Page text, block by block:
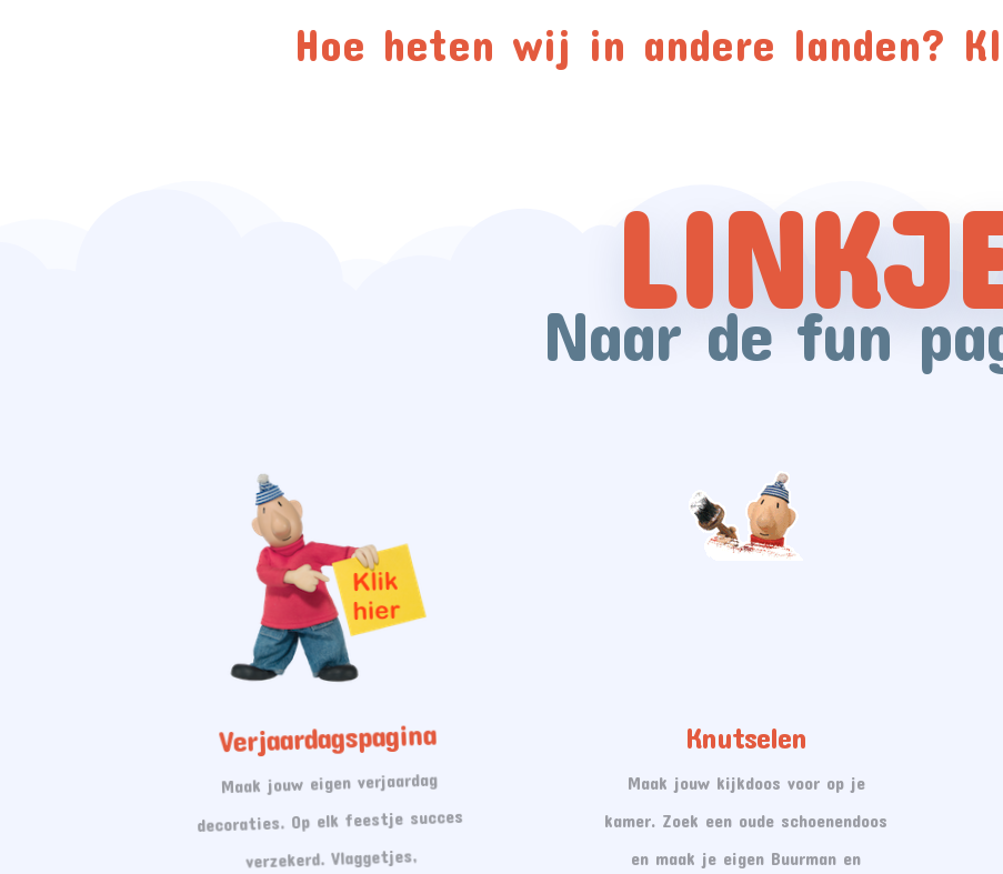
Hoe heten wij in andere landen?
Naar de fun
Verjaardagspagina
Maak jouw eigen verjaardag
decoraties. Op elk feestje succes
verzekerd. Vlaggetjes,
Knutselen
Maak jouw kijkdoos voor op je
kamer. Zoek een oude schoenendoos
en maak je eigen Buurman en